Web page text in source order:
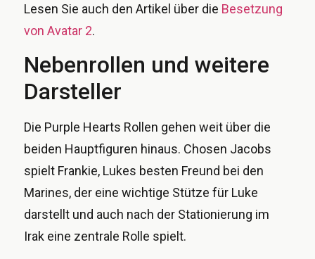
Lesen Sie auch den Artikel über die Besetzung
von Avatar 2.
Nebenrollen und weitere
Darsteller
Die Purple Hearts Rollen gehen weit über die
beiden Hauptfiguren hinaus. Chosen Jacobs
spielt Frankie, Lukes besten Freund bei den
Marines, der eine wichtige Stütze für Luke
darstellt und auch nach der Stationierung im
Irak eine zentrale Rolle spielt.